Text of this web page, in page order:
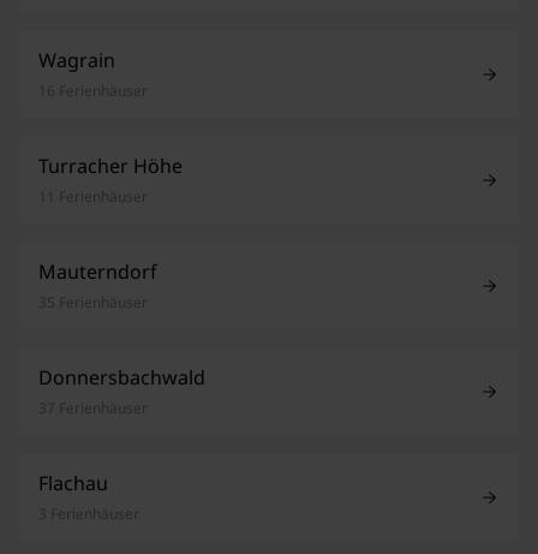
Wagrain
16 Ferienhäuser
Turracher Höhe
11 Ferienhäuser
Mauterndorf
35 Ferienhäuser
Donnersbachwald
37 Ferienhäuser
Flachau
3 Ferienhäuser